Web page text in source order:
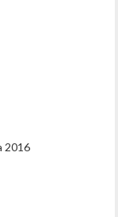
2016